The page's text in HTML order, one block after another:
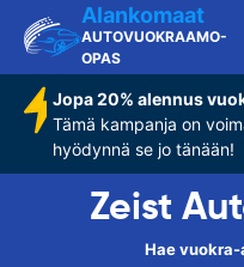
Alankomaat
AUTOVUOKRAAMO-
OPAS
Jopa 20% alennus
Tämä kampanja on
hyödynnä se jo tänään!
Zeist
Hae